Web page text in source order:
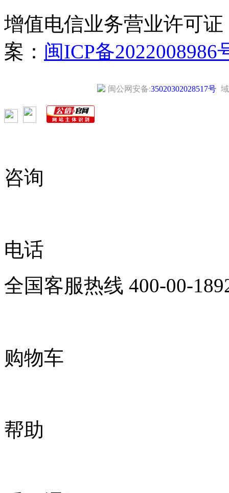
增值电信业务营业许可证
案： 闽ICP备2022008986
闽公网安备:35020302028517号
咨询
电话
全国客服热线 400-00-
购物车
帮助